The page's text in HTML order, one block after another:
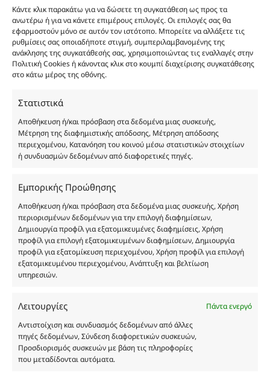
Κάντε κλικ παρακάτω για να δώσετε τη συγκατάθεση ως προς τα
ανωτέρω ή για να κάνετε επιμέρους επιλογές. Οι επιλογές σας θα
εφαρμοστούν μόνο σε αυτόν τον ιστότοπο. Μπορείτε να αλλάξετε τις
ρυθμίσεις σας οποιαδήποτε στιγμή, συμπεριλαμβανομένης της
ανάκλησης της συγκατάθεσής σας, χρησιμοποιώντας τις εναλλαγές στην
Πολιτική Cookies ή κάνοντας κλικ στο κουμπί διαχείρισης συγκατάθεσης
στο κάτω μέρος της οθόνης.
Στατιστικά
Αποθήκευση ή/και πρόσβαση στα δεδομένα μιας συσκευής,
Μέτρηση της διαφημιστικής απόδοσης, Μέτρηση απόδοσης
περιεχομένου, Κατανόηση του κοινού μέσω στατιστικών στοιχείων
ή συνδυασμών δεδομένων από διαφορετικές πηγές.
Εμπορικής Προώθησης
Αποθήκευση ή/και πρόσβαση στα δεδομένα μιας συσκευής, Χρήση
περιορισμένων δεδομένων για την επιλογή διαφημίσεων,
Δημιουργία προφίλ για εξατομικευμένες διαφημίσεις, Χρήση
προφίλ για επιλογή εξατομικευμένων διαφημίσεων, Δημιουργία
προφίλ για εξατομίκευση περιεχομένου, Χρήση προφίλ για επιλογή
εξατομικευμένου περιεχομένου, Ανάπτυξη και βελτίωση
υπηρεσιών.
Λειτουργίες
Πάντα ενεργό
Αντιστοίχιση και συνδυασμός δεδομένων από άλλες
πηγές δεδομένων, Σύνδεση διαφορετικών συσκευών,
Προσδιορισμός συσκευών με βάση τις πληροφορίες
που μεταδίδονται αυτόματα.
αυθεντικά αρώματα και δεν ανταποκρίνονται στην
πραγματικότητα. Πρόθεση της επιχείρησης μας δεν
είναι η παραπλάνηση και η εξαπάτηση του
καταναλωτή. Όλα μας τα προϊόντα είναι τύπου, σε
χύμα μορφή και είναι εμπνευσμένα από τα
αντίστοιχα αυθεντικά γνωστών οίκων. Οι
προϊόντων αποτελούν αναφαίρετη και
κατοχυρωμένη εμπορικά ιδιοκτησία των
Δημιουργών-Οίκων. Οι εικόνες ενδέχεται να
υπόκεινται σε πνευματικά δικαιώματα.
Με επιφύλαξη κάθε νόμιμου δικαιώματος.
Eau de parfum
Αγίου Κωνσταντίνου 76
Τ.Κ. 56224, Εύοσμος, Θεσσαλονίκη
Τηλ. 2314 016010
ΓΕΜΗ 193802504000
Ωράριο Καταστήματος